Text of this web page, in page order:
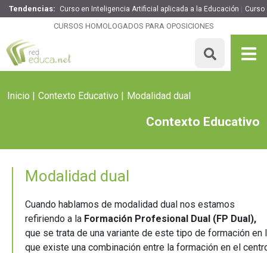
Tendencias: Curso en Inteligencia Artificial aplicada a la Educación Curso
CURSOS HOMOLOGADOS PARA OPOSICIONES
Inicio Contexto Educativo Modalidad dual
Contexto Educativo
Modalidad dual
Cuando hablamos de modalidad dual nos estamos
refiriendo a la Formación Profesional Dual (FP Dual),
que se trata de una variante de este tipo de formación en
que existe una combinación entre la formación en el